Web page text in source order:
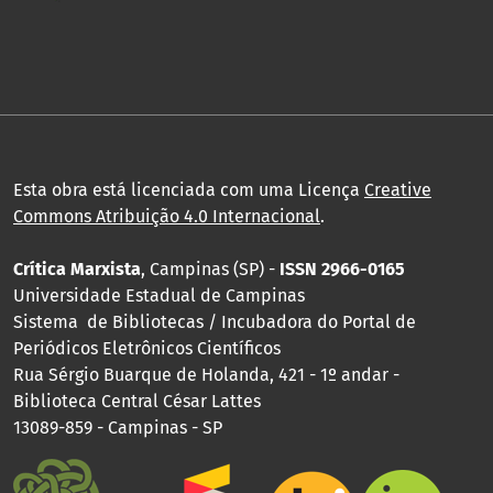
Esta obra está licenciada com uma Licença Creative
Commons Atribuição 4.0 Internacional.
Crítica Marxista, Campinas (SP) - ISSN 2966-0165
Universidade Estadual de Campinas
Sistema de Bibliotecas / Incubadora do Portal de
Periódicos Eletrônicos Científicos
Rua Sérgio Buarque de Holanda, 421 - 1º andar -
Biblioteca Central César Lattes
13089-859 - Campinas - SP